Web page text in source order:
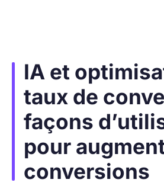
IA et
taux de
façons
pour
conversions